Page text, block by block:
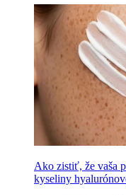
Ako zistiť, že vaša
kyseliny